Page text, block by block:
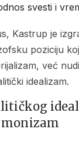
svesti i
poziciju
već
idealizam.